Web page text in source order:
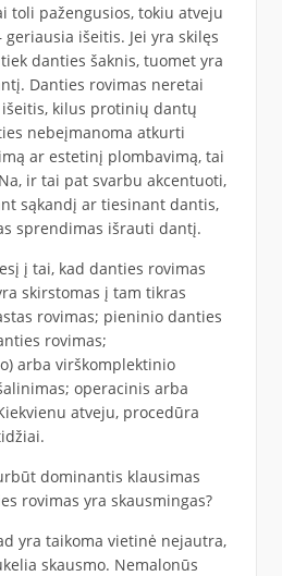
toli pažengusios, tokiu atveju
išeitis. Jei yra skilęs
danties šaknis, tuomet yra
Danties rovimas neretai
kilus protinių dantų
nebeįmanoma atkurti
ar estetinį plombavimą, tai
ir tai pat svarbu akcentuoti,
sąkandį ar tiesinant dantis,
sprendimas išrauti dantį.
į tai, kad danties rovimas
skirstomas į tam tikras
rovimas; pieninio danties
rovimas;
arba virškomplektinio
operacinis arba
atveju, procedūra
dominantis klausimas
rovimas yra skausmingas?
yra taikoma vietinė nejautra,
skausmo. Nemalonūs